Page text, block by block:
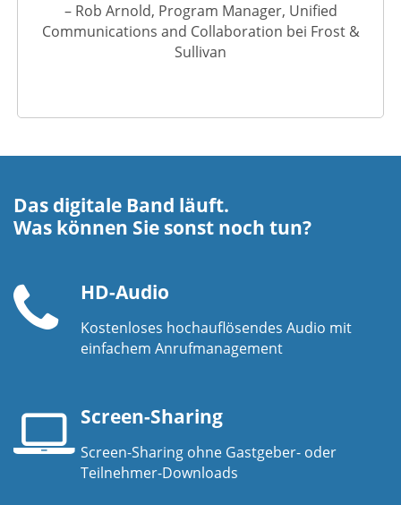
– Rob Arnold, Program Manager, Unified
Communications and Collaboration bei Frost &
Sullivan
Das digitale Band läuft.
Was können Sie sonst noch tun?
Telefonhörer
HD-Audio
Kostenloses hochauflösendes Audio mit
einfachem Anrufmanagement
Laptop-
Screen-Sharing
Screen-Sharing ohne Gastgeber- oder
Teilnehmer-Downloads